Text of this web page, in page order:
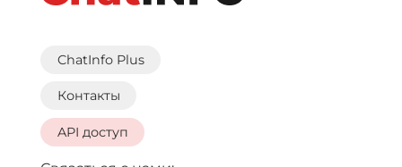
ChatInfo Plus
Контакты
API доступ